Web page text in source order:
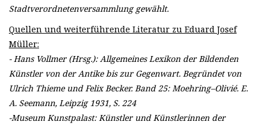
Stadtverordnetenversammlung gewählt.
Quellen und weiterführende Literatur zu Eduard Josef
Müller:
- Hans Vollmer (Hrsg.): Allgemeines Lexikon der Bildenden
Künstler von der Antike bis zur Gegenwart. Begründet von
Ulrich Thieme und Felix Becker. Band 25: Moehring–Olivié. E.
A. Seemann, Leipzig 1931, S. 224
-Museum Kunstpalast: Künstler und Künstlerinnen der